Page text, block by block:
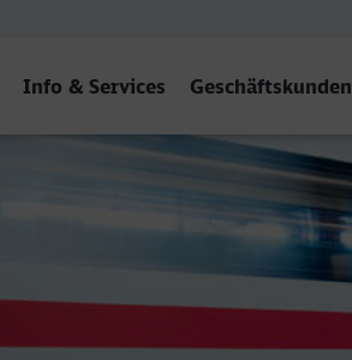
Info & Services Geschäftskunden